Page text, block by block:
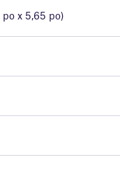
po x 5,65 po)